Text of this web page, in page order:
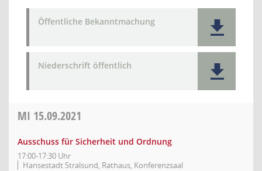
Öffentliche Bekanntmachung
Niederschrift öffentlich
MI 15.09.2021
Ausschuss für Sicherheit und Ordnung
17:00-17:30 Uhr
Hansestadt Stralsund, Rathaus, Konferenzsaal